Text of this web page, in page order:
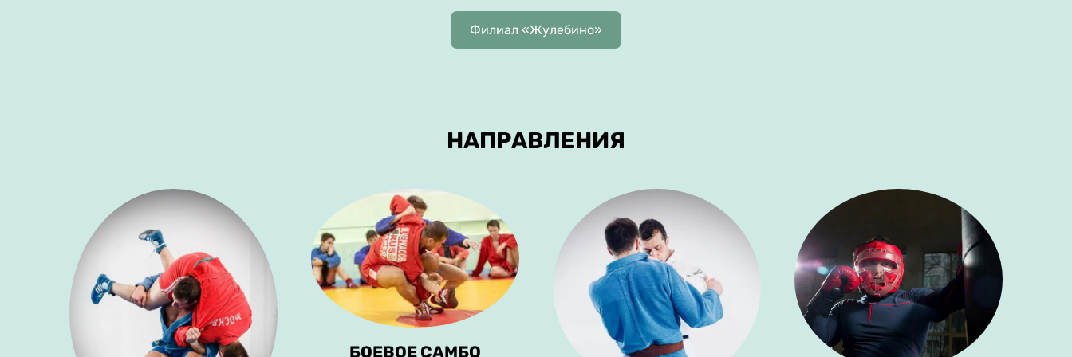
Филиал «Жулебино»
НАПРАВЛЕНИЯ
БОЕВОЕ САМБО